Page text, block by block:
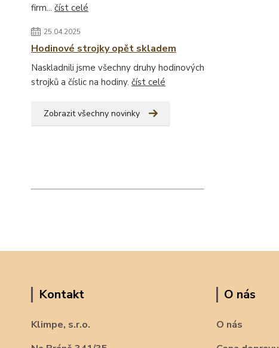
firm... číst celé
25.04.2025
Hodinové strojky opět skladem
Naskladnili jsme všechny druhy hodinových
strojků a číslic na hodiny. číst celé
Zobrazit všechny novinky
Kontakt
Klimpe, s.r.o.
O nás
O nás